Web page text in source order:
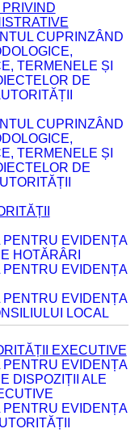
CUPRINZÂND
TERMENELE ȘI
DE
CUPRINZÂND
TERMENELE ȘI
DE
EVIDENȚA
HOTĂRÂRI
EVIDENȚA
EVIDENȚA
LOCAL
EXECUTIVE
EVIDENȚA
DISPOZIȚII ALE
EVIDENȚA